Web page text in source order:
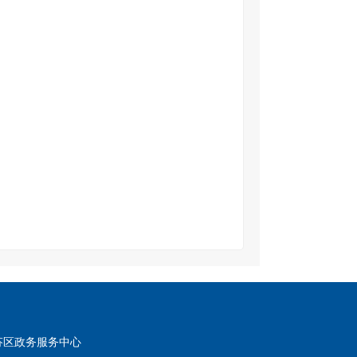
政务服务中心